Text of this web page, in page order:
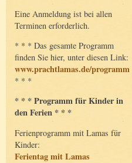
Eine Anmeldung ist bei allen
Terminen erforderlich.
* * * Das gesamte Programm
finden Sie hier, unter diesen Link:
www.prachtlamas.de/programm
* * *
* * * Programm für Kinder in
den Ferien * * *
Ferienprogramm mit Lamas für
Kinder:
Ferientag mit Lamas